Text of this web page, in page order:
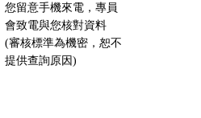
您留意手機來電，專員
會致電與您核對資料
(審核標準為機密，恕不
提供查詢原因)